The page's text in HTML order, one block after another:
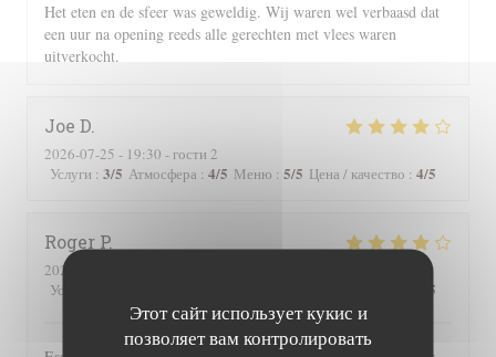
Этот сайт использует кукис и
позволяет вам контролировать
Het eten en de sfeer was geweldig. Wij waren wel verbaasd dat
een uur na opening reeds alle gerechten met vlees waren
uitverkocht.
Joe D
2026-07-25 - 19:30 - гости 2
Услуги : 3/5 Атмосфера : 4/5 Меню : 5/5 Цена / качество : 4/5
Roger P
2026-07-25
Услуги
/5